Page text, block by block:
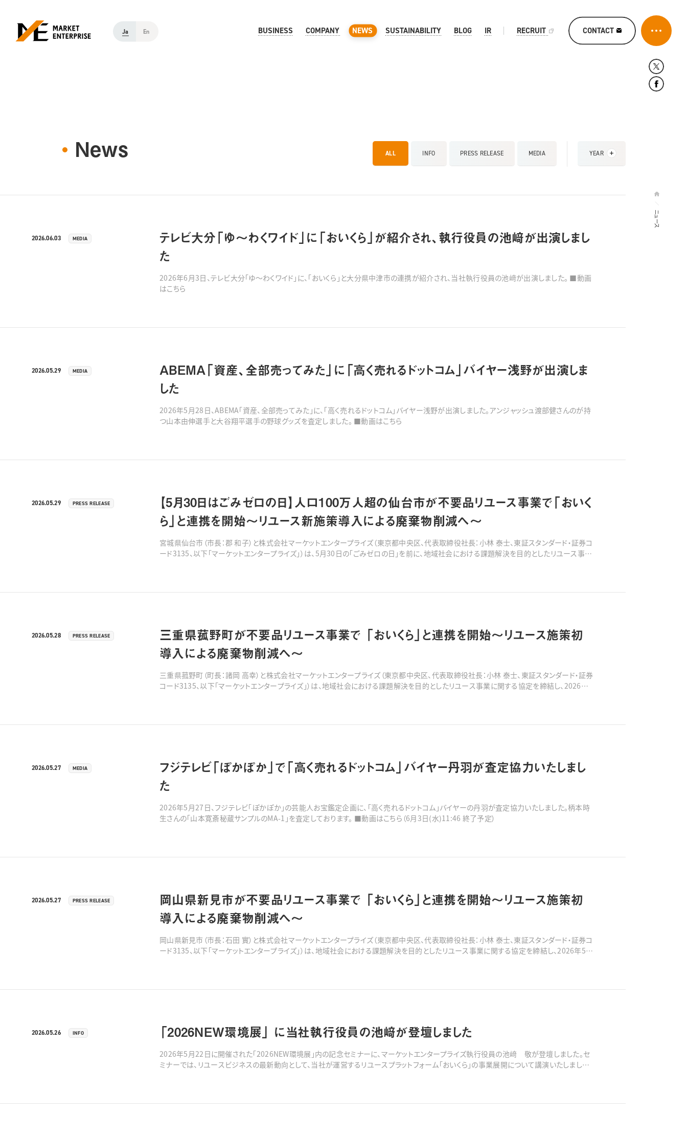
Ja En CONTACT
BUSINESS COMPANY NEWS SUSTAINABILITY BLOG IR RECRUIT
ニュース
News ALL INFO PRESS RELEASE MEDIA YEAR
2026.06.03 MEDIA
テレビ大分「ゆ～わくワイド」に「おいくら」が紹介され、執行役員の池﨑が出演しまし
た
2026年6月3日、テレビ大分「ゆ～わくワイド」に、「おいくら」と大分県中津市の連携が紹介され、当社執行役員の池﨑が出演しました。 ■動画
はこちら
2026.05.29 MEDIA
ABEMA「資産、全部売ってみた」に「高く売れるドットコム」バイヤー浅野が出演しま
した
2026年5月28日、ABEMA「資産、全部売ってみた」に、「高く売れるドットコム」バイヤー浅野が出演しました。アンジャッシュ渡部健さんのが持
つ山本由伸選手と大谷翔平選手の野球グッズを査定しました。 ■動画はこちら
2026.05.29 PRESS RELEASE
【5月30日はごみゼロの日】人口100万人超の仙台市が不要品リユース事業で「おいく
ら」と連携を開始〜リユース新施策導入による廃棄物削減へ〜
宮城県仙台市（市長：郡 和子）と株式会社マーケットエンタープライズ（東京都中央区、代表取締役社長：小林 泰士、東証スタンダード・証券コ
ード3135、以下「マーケットエンタープライズ」）は、5月30日の「ごみゼロの日」を前に、地域社会における課題解決を目的としたリユース事業
2026.05.28 PRESS RELEASE
三重県菰野町が不要品リユース事業で 「おいくら」と連携を開始〜リユース施策初
導入による廃棄物削減へ〜
三重県菰野町（町長：諸岡 高幸）と株式会社マーケットエンタープライズ（東京都中央区、代表取締役社長：小林 泰士、東証スタンダード・証券
コード3135、以下「マーケットエンタープライズ」）は、地域社会における課題解決を目的としたリユース事業に関する協定を締結し、2026年5
2026.05.27 MEDIA
フジテレビ「ぽかぽか」で「高く売れるドットコム」バイヤー丹羽が査定協力いたしまし
た
2026年5月27日、フジテレビ「ぽかぽか」の芸能人お宝鑑定企画に、「高く売れるドットコム」バイヤーの丹羽が査定協力いたしました。柄本時
生さんの「山本寛斎秘蔵サンプルのMA-1」を査定しております。 ■動画はこちら（6月3日(水)11:46 終了予定）
2026.05.27 PRESS RELEASE
岡山県新見市が不要品リユース事業で 「おいくら」と連携を開始〜リユース施策初
導入による廃棄物削減へ〜
岡山県新見市（市長：石田 實）と株式会社マーケットエンタープライズ（東京都中央区、代表取締役社長：小林 泰士、東証スタンダード・証券コ
ード3135、以下「マーケットエンタープライズ」）は、地域社会における課題解決を目的としたリユース事業に関する協定を締結し、2026年5月
2026.05.26 INFO 「2026NEW環境展」 に当社執行役員の池﨑が登壇しました
2026年5月22日に開催された「2026NEW環境展」内の記念セミナーに、マーケットエンタープライズ執行役員の池﨑 敬が登壇しました。セ
ミナーでは、リユースビジネスの最新動向として、当社が運営するリユースプラットフォーム「おいくら」の事業展開について講演いたしました。